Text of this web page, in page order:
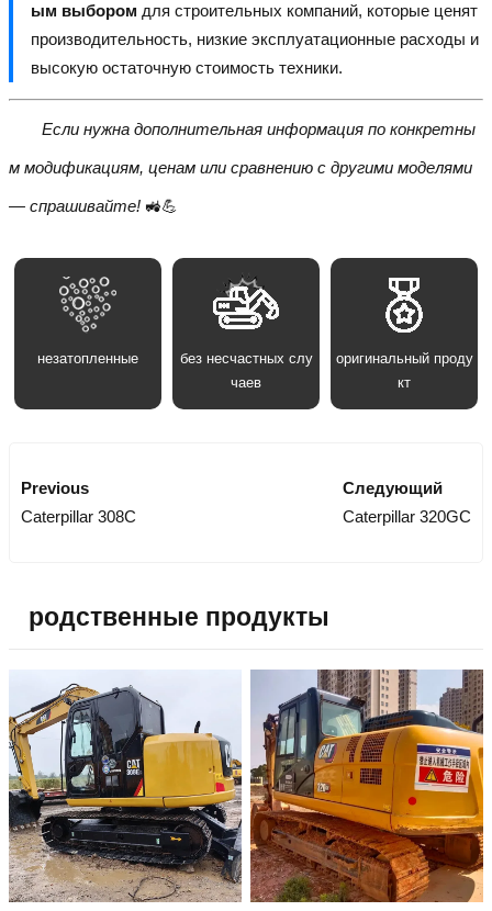
ым выбором для строительных компаний, которые ценят
производительность, низкие эксплуатационные расходы и
высокую остаточную стоимость техники.
Если нужна дополнительная информация по конкретны
м модификациям, ценам или сравнению с другими моделями
— спрашивайте! 🚜💪
незатопленные
без несчастных слу
чаев
оригинальный проду
кт
Previous
Caterpillar 308C
Следующий
Caterpillar 320GC
родственные продукты